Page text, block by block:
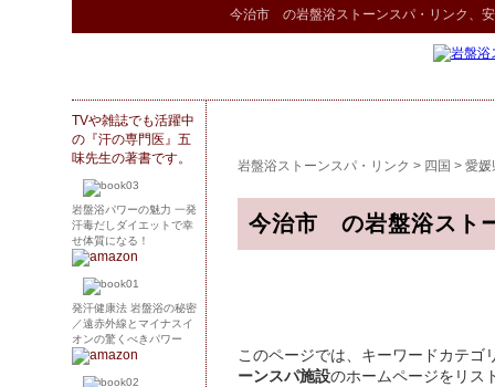
今治市 の岩盤浴ストーンスパ ・リンク 、
岩盤浴ストーンスパ・リンク > 四国 > 愛媛
今治市 の岩盤浴スト
このページでは、キーワードカテゴ
ーンスパ施設のホームページをリス
TVや雑誌でも活躍中
の『汗の専門医』五
味先生の著書です。
岩盤浴パワーの魅力 一発
汗毒だしダイエットで幸
せ体質になる！
発汗健康法 岩盤浴の秘密
／遠赤外線とマイナスイ
オンの驚くべきパワー